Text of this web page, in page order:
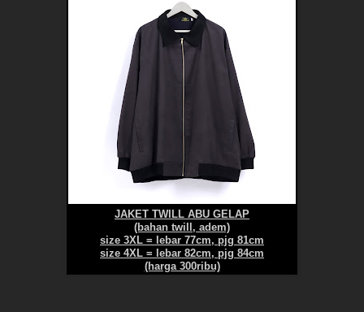
JAKET TWILL ABU GELAP
(bahan twill, adem)
size 3XL = lebar 77cm, pjg 81cm
size 4XL = lebar 82cm, pjg 84cm
(harga 300ribu)